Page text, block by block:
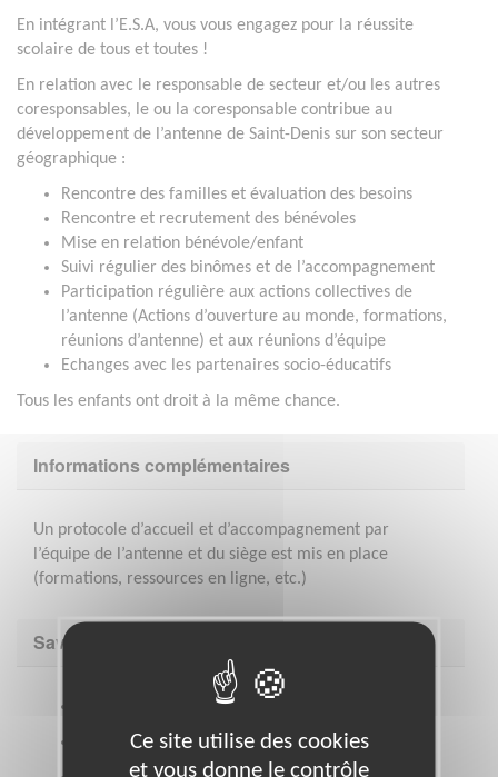
En intégrant l’E.S.A, vous vous engagez pour la réussite
scolaire de tous et toutes !
En relation avec le responsable de secteur et/ou les autres
coresponsables, le ou la coresponsable contribue au
développement de l’antenne de Saint-Denis sur son secteur
géographique :
Rencontre des familles et évaluation des besoins
Rencontre et recrutement des bénévoles
Mise en relation bénévole/enfant
Suivi régulier des binômes et de l’accompagnement
Participation régulière aux actions collectives de
l’antenne (Actions d’ouverture au monde, formations,
réunions d’antenne) et aux réunions d’équipe
Echanges avec les partenaires socio-éducatifs
Tous les enfants ont droit à la même chance.
Informations complémentaires
Un protocole d’accueil et d’accompagnement par
l’équipe de l’antenne et du siège est mis en place
(formations, ressources en ligne, etc.)
Savoir être & compétences
Adhésion à la Charte et aux valeurs de l’E.S.A
Qualités relationnelles et humaines
Ce site utilise des cookies
et vous donne le contrôle